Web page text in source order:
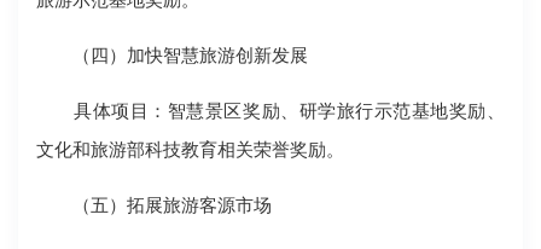
（四）加快智慧旅游创新发展
具体项目：智慧景区奖励、研学旅行示范基地奖励、
文化和旅游部科技教育相关荣誉奖励。
（五）拓展旅游客源市场